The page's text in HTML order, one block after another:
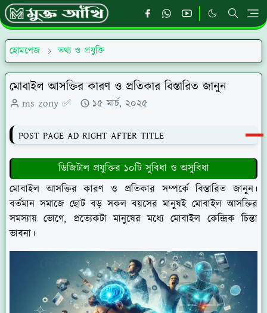
হোমপেজ তথ্য ও প্রযুক্তি
মোবাইল আসক্তির কারণ ও প্রতিকার বিস্তারিত জানুন
ms zony ✅ ১৫ মার্চ, ২০২৫
POST PAGE AD RIGHT AFTER TITLE
ডিজিটাল প্রযুক্তির ১০টি সুবিধা ও অসুবিধা
মোবাইল আসক্তির কারণ ও প্রতিকার সম্পর্কে বিস্তারিত জানুন।
বর্তমান সমাজে ছোট বড় সকল বয়সের মানুষই মোবাইল আসক্তির
সমস্যায় ভোগে, প্রত্যেকটা মানুষের মধ্যে মোবাইল কেন্দ্রিক চিন্তা
ভাবনা।